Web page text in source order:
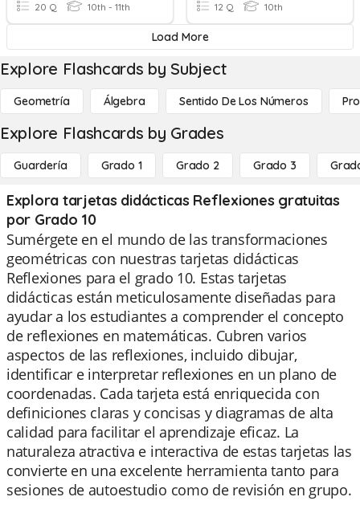
20 Q 10th - 11th 12 Q 10th
Load More
Explore Flashcards by Subject
Geometría Álgebra Sentido De Los Números
Explore Flashcards by Grades
Guardería Grado 1 Grado 2 Grado 3
Explora tarjetas didácticas Reflexiones gratuitas
por Grado 10
Sumérgete en el mundo de las transformaciones
geométricas con nuestras tarjetas didácticas
Reflexiones para el grado 10. Estas tarjetas
didácticas están meticulosamente diseñadas para
ayudar a los estudiantes a comprender el concepto
de reflexiones en matemáticas. Cubren varios
aspectos de las reflexiones, incluido dibujar,
identificar e interpretar reflexiones en un plano de
coordenadas. Cada tarjeta está enriquecida con
definiciones claras y concisas y diagramas de alta
calidad para facilitar el aprendizaje eficaz. La
naturaleza atractiva e interactiva de estas tarjetas las
convierte en una excelente herramienta tanto para
sesiones de autoestudio como de revisión en grupo.